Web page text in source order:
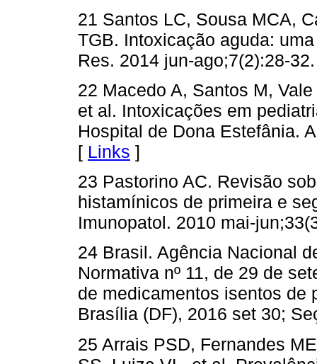
21 Santos LC, Sousa MCA,
TGB. Intoxicação aguda:
Res. 2014 jun-ago;7(2):28-
22 Macedo A, Santos M,
et al. Intoxicações em
Hospital de Dona Estefânia.
[ Links ]
23 Pastorino AC. Revisão
histamínicos de primeira e
Imunopatol. 2010 mai-
24 Brasil. Agência Nacional
Normativa nº 11, de 29 de
de medicamentos isentos de
Brasília (DF), 2016 set 30;
25 Arrais PSD, Fernandes